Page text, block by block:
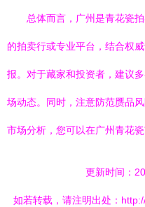
总体而言，广州是青花瓷
的拍卖行或专业平台，结合权
报。对于藏家和投资者，建议
场动态。同时，注意防范赝品
市场分析，您可以在广州青花
更新时间：
如若转载，请注明出处：